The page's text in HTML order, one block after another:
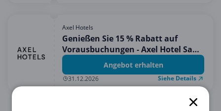
Axel Hotels
Genießen Sie 15 % Rabatt auf
Vorausbuchungen - Axel Hotel San
Sebastian
Angebot erhalten
31.12.2026 Siehe Details